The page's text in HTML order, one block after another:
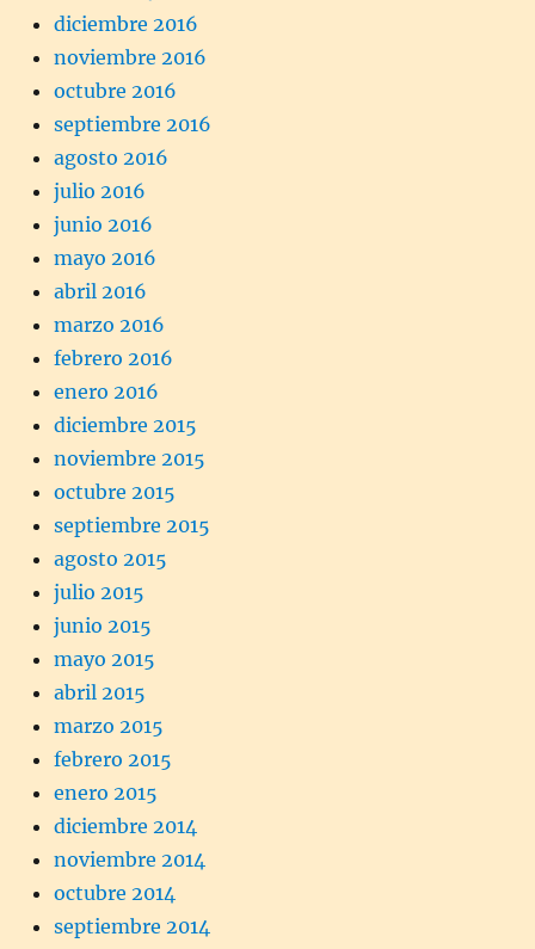
diciembre 2016
noviembre 2016
octubre 2016
septiembre 2016
agosto 2016
julio 2016
junio 2016
mayo 2016
abril 2016
marzo 2016
febrero 2016
enero 2016
diciembre 2015
noviembre 2015
octubre 2015
septiembre 2015
agosto 2015
julio 2015
junio 2015
mayo 2015
abril 2015
marzo 2015
febrero 2015
enero 2015
diciembre 2014
noviembre 2014
octubre 2014
septiembre 2014